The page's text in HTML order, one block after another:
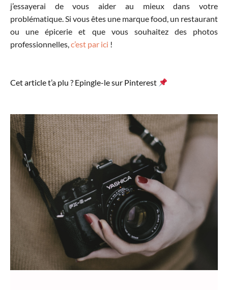
j’essayerai de vous aider au mieux dans votre
problématique. Si vous êtes une marque food, un restaurant
ou une épicerie et que vous souhaitez des photos
professionnelles,c’est par ici !
Cet article t’a plu ? Epingle-le sur Pinterest